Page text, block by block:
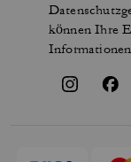
können Ihre